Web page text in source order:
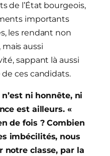
de l’État bourgeois,
importants
les rendant non
aussi
sappant là aussi
ces candidats.
ni honnête, ni
est ailleurs. «
de fois ? Combien
imbécilités, nous
notre classe, par la